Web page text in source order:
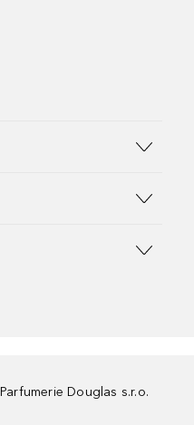
Parfumerie Douglas s.r.o.